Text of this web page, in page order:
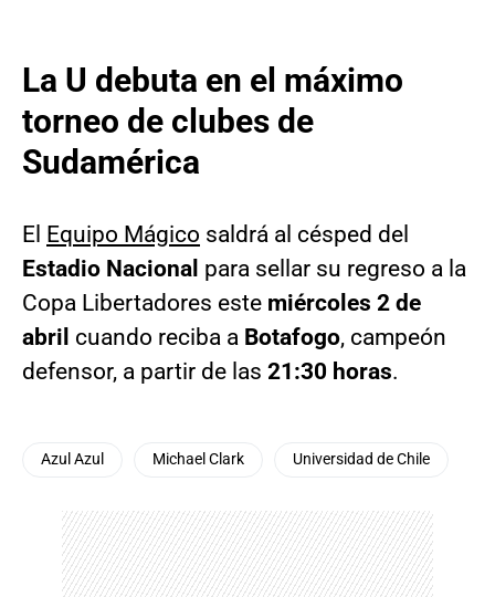
La U debuta en el máximo
torneo de clubes de
Sudamérica
El Equipo Mágico saldrá al césped del
Estadio Nacional para sellar su regreso a la
Copa Libertadores este miércoles 2 de
abril cuando reciba a Botafogo, campeón
defensor, a partir de las 21:30 horas.
Azul Azul Michael Clark Universidad de Chile